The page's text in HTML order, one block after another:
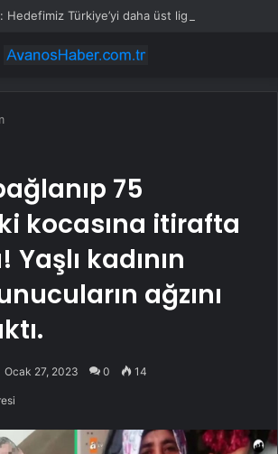
75
kocasına itirafta
kadının
ağzını
Ocak 27, 2023 0 14